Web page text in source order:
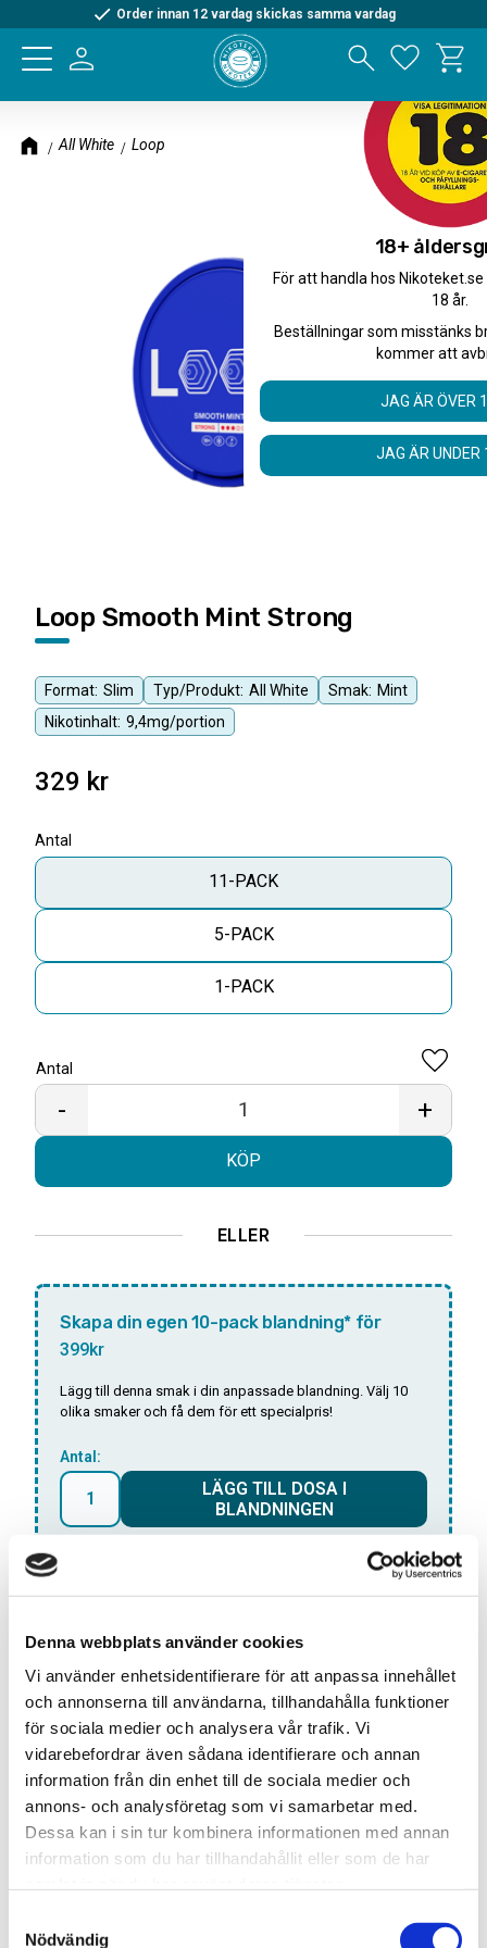
Denna webbplats använder cookies
Vi använder enhetsidentifierare för att anpassa innehållet
och annonserna till användarna, tillhandahålla funktioner
för sociala medier och analysera vår trafik. Vi
vidarebefordrar även sådana identifierare och annan
information från din enhet till de sociala medier och
annons- och analysföretag som vi samarbetar med.
Dessa kan i sin tur kombinera informationen med annan
information som du har tillhandahållit eller som de har
Nödvändig
Meny
Order innan 12 vardag skickas samma vardag
All White Loop
Format: Slim Typ/Produkt: All White Smak: Mint
Nikotinhalt: 9,4mg/portion
Loop Smooth Mint Strong
329 kr
Antal
11-PACK
5-PACK
1-PACK
Antal
+
-
KÖP
Lägg
ELLER
Skapa din egen 10-pack blandning* för
399kr
Lägg till denna smak i din anpassade blandning. Välj 10
olika smaker och få dem för ett specialpris!
Antal:
LÄGG TILL DOSA I
BLANDNINGEN
Snabba leveranser med PostNord
Leverans 1-3 arbetsdagar
Beskrivning:
Loop Mint Mania Mini Portion: Njut av den svala och
uppfriskande smaken av mynta med Loops Allwhite
Mint Mania Mini Portion nikotinpåsar. Dessa påsar är
diskreta, bekväma och perfekta för alla som letar efter
en uppfriskande nikotinupplevelse.
18+
För att handla hos
18 år.
Beställningar som misstänks
kommer att
JAG ÄR ÖVER
JAG ÄR UNDER